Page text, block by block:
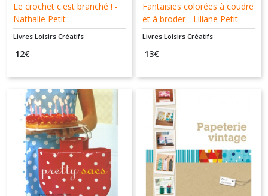
Le crochet c'est branché ! -
Nathalie Petit -
Créapassions.com -
9782814100701
Livres Loisirs Créatifs
12€
Fantaisies colorées à coudre
et à broder - Liliane Petit -
L'inédite - 9782350322247
Livres Loisirs Créatifs
13€